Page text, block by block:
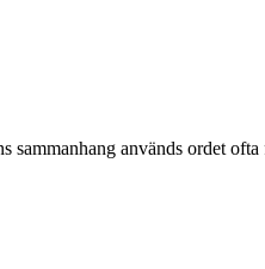
används ordet